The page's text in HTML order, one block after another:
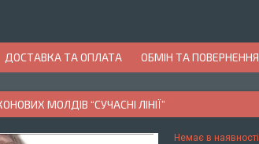
ДОСТАВКА ТА ОПЛАТА ОБМІН ТА ПОВЕРНЕННЯ
МОЛДІВ “СУЧАСНІ ЛІНІЇ”
Немає в наявності